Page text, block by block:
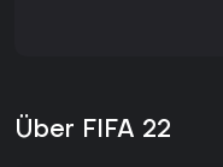
Über FIFA 22